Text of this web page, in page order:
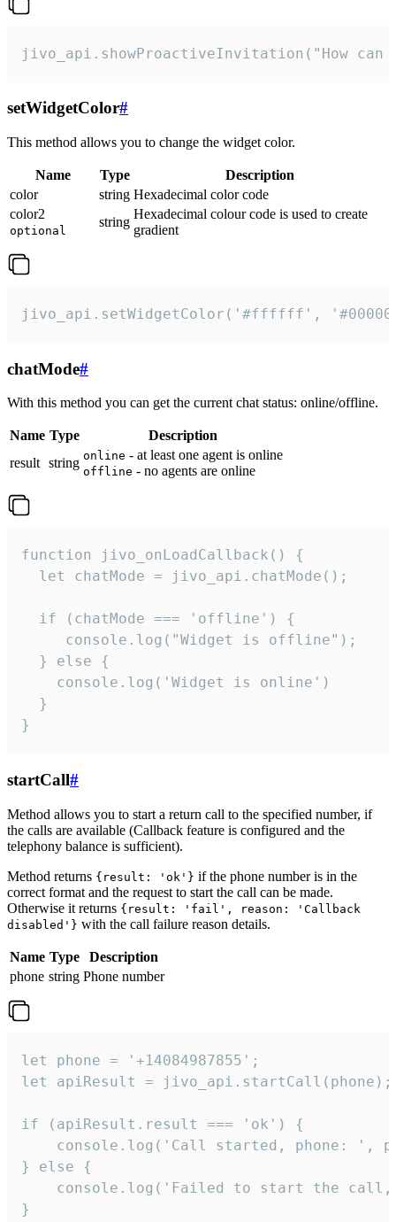
jivo_api.showProactiveInvitation("How
setWidgetColor#
This method allows you to change the widget color.
Name Type
Description
color
string Hexadecimal color code
color2
optional
string
Hexadecimal colour code is used to create
gradient
jivo_api.setWidgetColor('#ffffff',
chatMode#
With this method you can get the current chat status: online/offline.
Name Type
Description
result string online - at least one agent is online
offline - no agents are online
function jivo_onLoadCallback() {
  let chatMode = jivo_api.chatMode();
  if (chatMode === 'offline') {
     console.log("Widget is offline");
  } else {
    console.log('Widget is online')
  }
}
startCall#
Method allows you to start a return call to the specified number, if
the calls are available (Callback feature is configured and the
telephony balance is sufficient).
Method returns {result: 'ok'} if the phone number is in the
correct format and the request to start the call can be made.
Otherwise it returns {result: 'fail', reason: 'Callback
disabled'} with the call failure reason details.
Name Type
Description
phone string Phone number
let phone = '+14084987855';
let apiResult = jivo_api.startCall(phone);
if (apiResult.result === 'ok') {
console.log('Call started, phone: ',
} else {
console.log('Failed to start the
}